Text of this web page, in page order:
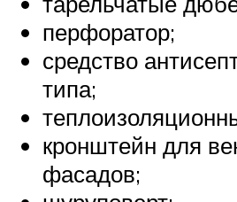
перфоратор;
средство
типа;
кронштейн для
фасадов;